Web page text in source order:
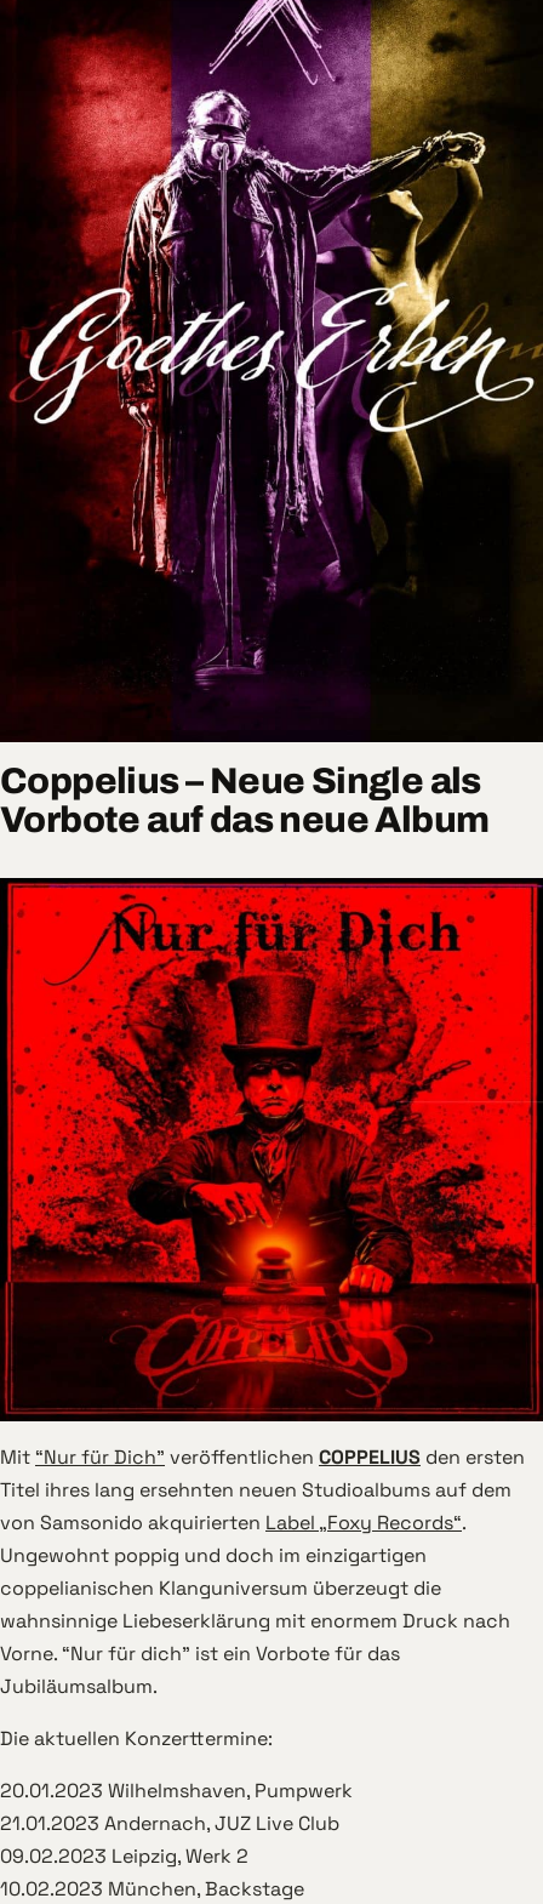
Coppelius – Neue Single als
Vorbote auf das neue Album
Mit “Nur für Dich” veröffentlichen COPPELIUS den ersten
Titel ihres lang ersehnten neuen Studioalbums auf dem
von Samsonido akquirierten Label „Foxy Records“.
Ungewohnt poppig und doch im einzigartigen
coppelianischen Klanguniversum überzeugt die
wahnsinnige Liebeserklärung mit enormem Druck nach
Vorne. “Nur für dich” ist ein Vorbote für das
Jubiläumsalbum.
Die aktuellen Konzerttermine:
20.01.2023 Wilhelmshaven, Pumpwerk
21.01.2023 Andernach, JUZ Live Club
09.02.2023 Leipzig, Werk 2
10.02.2023 München, Backstage